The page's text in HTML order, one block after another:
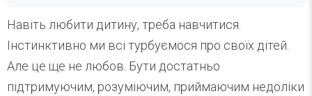
Навіть любити дитину, треба навчитися.
Інстинктивно ми всі турбуємося про своїх дітей.
Але це ще не любов. Бути достатньо
підтримуючим, розуміючим, приймаючим недоліки